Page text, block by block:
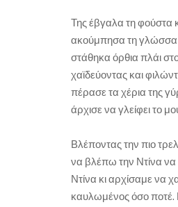
Της έβγαλα τη φούστα
ακούμπησα τη γλώσσα
στάθηκα όρθια πλάι
χαϊδεύοντας και
πέρασε τα χέρια της
άρχισε να γλείφει το
Βλέποντας την πιο
να βλέπω την Ντίνα να
Ντίνα κι αρχίσαμε να
καυλωμένος όσο ποτέ.